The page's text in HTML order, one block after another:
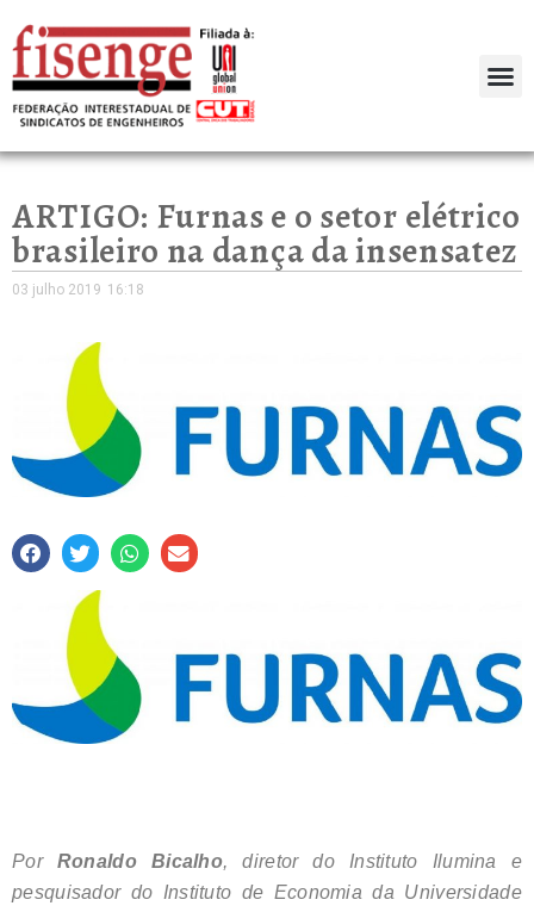
ARTIGO: Furnas e o setor elétrico
brasileiro na dança da insensatez
03 julho 2019 16:18
Por Ronaldo Bicalho, diretor do Instituto Ilumina e
pesquisador do Instituto de Economia da Universidade